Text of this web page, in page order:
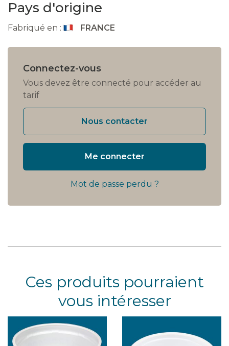
Pays d'origine
Fabriqué en : FRANCE
Connectez-vous
Vous devez être connecté pour accéder au
tarif
Nous contacter
Me connecter
Mot de passe perdu ?
Ces produits pourraient
vous intéresser